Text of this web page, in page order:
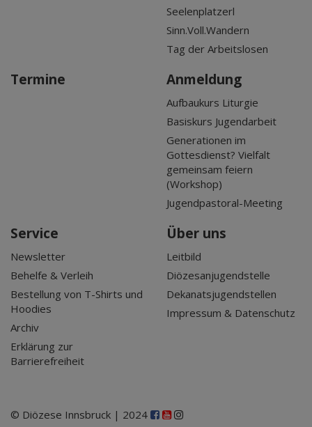
Seelenplatzerl
Sinn.Voll.Wandern
Tag der Arbeitslosen
Termine Anmeldung
Aufbaukurs Liturgie
Basiskurs Jugendarbeit
Generationen im
Gottesdienst? Vielfalt
gemeinsam feiern
(Workshop)
Jugendpastoral-Meeting
Service
Newsletter
Behelfe & Verleih
Bestellung von T-Shirts und
Hoodies
Archiv
Erklärung zur
Barrierefreiheit
Über uns
Leitbild
Diözesanjugendstelle
Dekanatsjugendstellen
Impressum & Datenschutz
© Diözese Innsbruck | 2024